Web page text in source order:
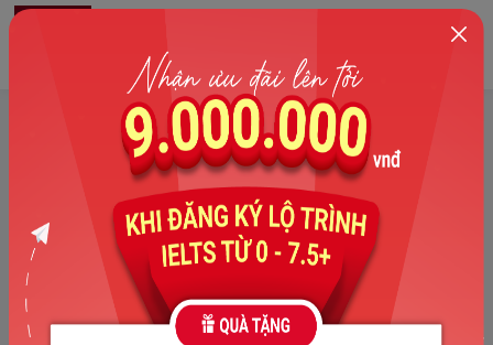
Chương trình học
IELTS Cấp tốc
Cam kết đầu ra & tiết kiệm 20% thời gian học
The Catalyst for English vô cùng tự hào được hàng ngàn
học sinh trên khắp cả nước tin tưởng & theo học. Lấy đó làm
động lực, chúng mình hy vọng đem tới những sản phẩm học